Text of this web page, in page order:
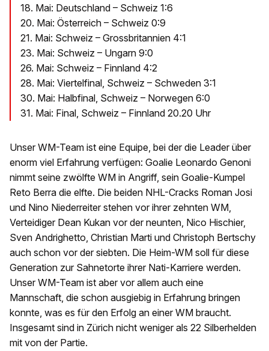
18. Mai: Deutschland – Schweiz 1:6
20. Mai: Österreich – Schweiz 0:9
21. Mai: Schweiz – Grossbritannien 4:1
23. Mai: Schweiz – Ungarn 9:0
26. Mai: Schweiz – Finnland 4:2
28. Mai: Viertelfinal, Schweiz – Schweden 3:1
30. Mai: Halbfinal, Schweiz – Norwegen 6:0
31. Mai: Final, Schweiz – Finnland 20.20 Uhr
Unser WM-Team ist eine Equipe, bei der die Leader über
enorm viel Erfahrung verfügen: Goalie Leonardo Genoni
nimmt seine zwölfte WM in Angriff, sein Goalie-Kumpel
Reto Berra die elfte. Die beiden NHL-Cracks Roman Josi
und Nino Niederreiter stehen vor ihrer zehnten WM,
Verteidiger Dean Kukan vor der neunten, Nico Hischier,
Sven Andrighetto, Christian Marti und Christoph Bertschy
auch schon vor der siebten. Die Heim-WM soll für diese
Generation zur Sahnetorte ihrer Nati-Karriere werden.
Unser WM-Team ist aber vor allem auch eine
Mannschaft, die schon ausgiebig in Erfahrung bringen
konnte, was es für den Erfolg an einer WM braucht.
Insgesamt sind in Zürich nicht weniger als 22 Silberhelden
mit von der Partie.